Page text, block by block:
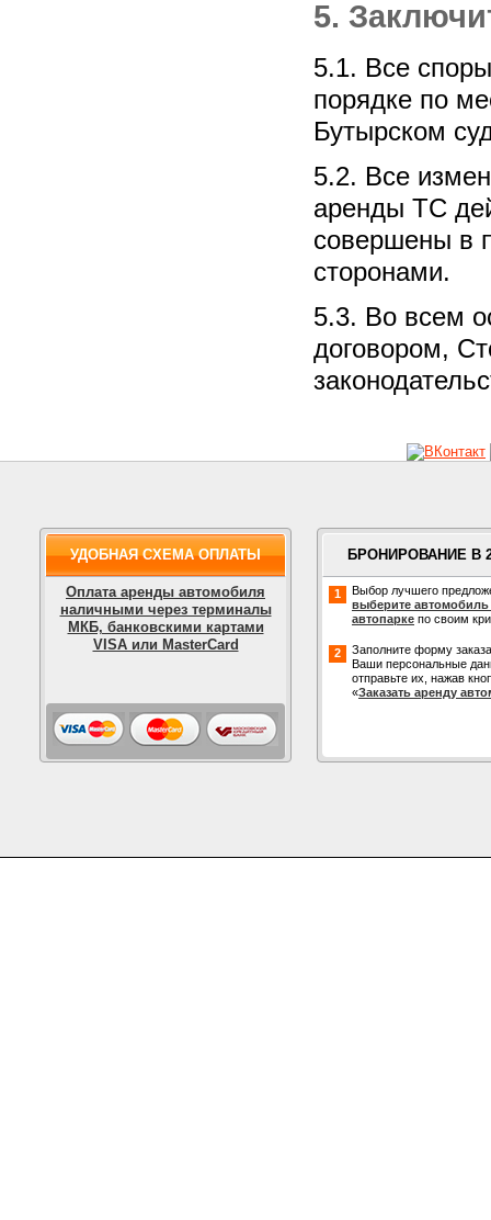
5.
5.1. Все
порядке по
Бутырском
5.2. Все
аренды ТС
совершены в
сторонами.
5.3. Во всем
договором,
УДОБНАЯ СХЕМА ОПЛАТЫ
Оплата аренды автомобиля
наличными через терминалы
МКБ, банковскими картами
VISA или MasterCard
БРОНИРОВАНИЕ В
1
Выбор лучшего
выберите
автопарке по своим
2
Заполните форму
Ваши персональные
отправьте их, нажав
«Заказать аренду